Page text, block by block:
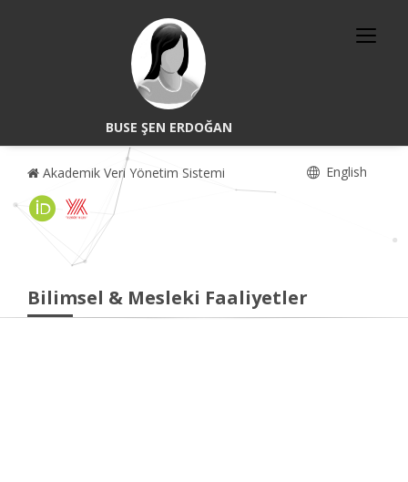
BUSE ŞEN ERDOĞAN
Akademik Veri Yönetim Sistemi English
Bilimsel & Mesleki Faaliyetler